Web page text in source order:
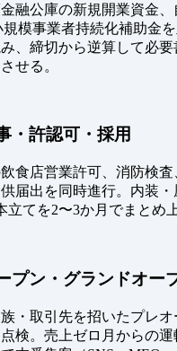
融公庫の新規開業資金
模事業者持続化補助金
、締切から逆算して必要
せる。
・許認可・採用
食店営業許可、消防検
届出を同時進行。内装・
立てを2〜3か月でまとめ
プン・グランドオー
・取引先を招いたプレ
検。売上ゼロ月からの